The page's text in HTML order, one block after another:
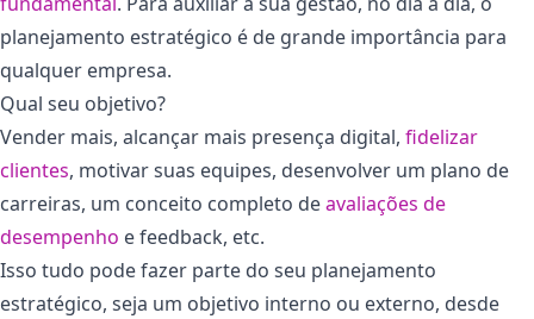
planejamento estratégico é de grande importância para
qualquer empresa.
Qual seu objetivo?
Vender mais, alcançar mais presença digital, fidelizar
clientes, motivar suas equipes, desenvolver um plano de
carreiras, um conceito completo deavaliações de
desempenho e feedback, etc.
Isso tudo pode fazer parte do seu planejamento
estratégico, seja um objetivo interno ou externo, desde